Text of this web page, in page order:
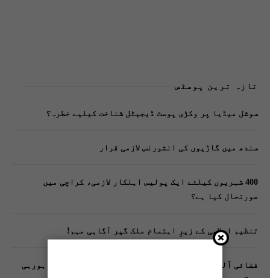
تازہ ترین پوسٹس
سوشل میڈیا پر وکڑی پوسٹ ڈیجیٹل شناخت کیلیے خطرہ؟
سندھ میں گاڑیوں کی انشورنس لازمی قرار
400 شہریوں کیلئے ایک پولیس اہلکار لازمی، کراچی میں
صورتحال کیا ہے؟
تنظیم اسلامی کے زیرِ اہتمام ملک گیر آگاہی مہم!
فضائی آلودگی انسانی دماغ کیلیے کیسے خطرناک ثابت ہورہی